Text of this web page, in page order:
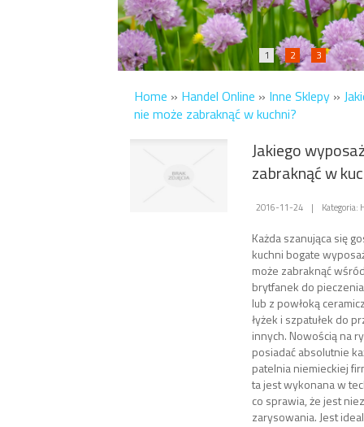
1 2 3
Home » Handel Online » Inne Sklepy »
nie może zabraknąć w kuchni?
Jakiego
zabraknąć w
2016-11-24 | Kategoria:
Każda szanująca się
kuchni bogate
może zabraknąć
brytfanek do
lub z powłoką
łyżek i szpatułek do
innych. Nowością na
posiadać absolutnie
patelnia niemieckiej
ta jest wykonana w
co sprawia, że jest
zarysowania. Jest